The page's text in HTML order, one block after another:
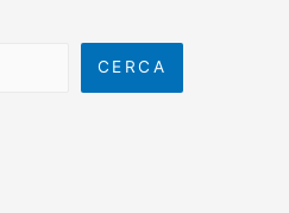
CERCA